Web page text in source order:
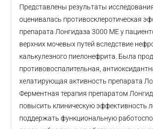
Представлены результаты
оценивалась противосклеротическая
препарата Лонгидаза 3000 МЕ у
верхних мочевых путей вследствие
калькулезного пиелонефрита. Была
противовоспалительная,
хелатирующая активность препарата
Ферментная терапия препаратом
повысить клиническую эффективность
поддержать функциональную